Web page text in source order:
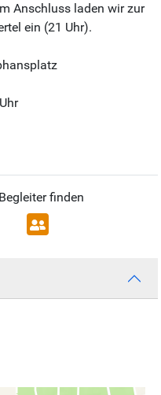
Anschluss laden wir zur
ein (21 Uhr).
Begleiter finden